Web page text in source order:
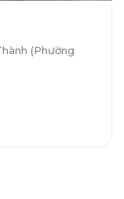
(Phường